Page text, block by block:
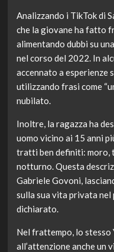
Analizzando i TikTok di
che la giovane ha fatto
alimentando dubbi su
nel corso del 2022. In
accennato a esperienze
utilizzando frasi come
nubilato.
Inoltre, la ragazza ha
uomo vicino ai 15 anni
tratti ben definiti: moro,
notturno. Questa
Gabriele Govoni,
sulla sua vita privata
dichiarato.
Nel frattempo, lo stesso
all’attenzione anche un